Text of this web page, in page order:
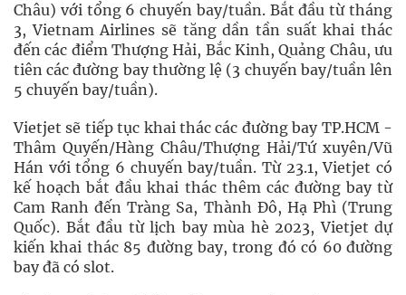
Châu) với tổng 6 chuyến bay/tuần. Bắt đầu từ tháng
3, Vietnam Airlines sẽ tăng dần tần suất khai thác
đến các điểm Thượng Hải, Bắc Kinh, Quảng Châu, ưu
tiên các đường bay thường lệ (3 chuyến bay/tuần lên
5 chuyến bay/tuần).
Vietjet sẽ tiếp tục khai thác các đường bay TP.HCM -
Thâm Quyến/Hàng Châu/Thượng Hải/Tứ xuyên/Vũ
Hán với tổng 6 chuyến bay/tuần. Từ 23.1, Vietjet có
kế hoạch bắt đầu khai thác thêm các đường bay từ
Cam Ranh đến Tràng Sa, Thành Đô, Hạ Phì (Trung
Quốc). Bắt đầu từ lịch bay mùa hè 2023, Vietjet dự
kiến khai thác 85 đường bay, trong đó có 60 đường
bay đã có slot.